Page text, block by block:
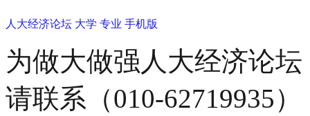
人大经济论坛 大学 专业 手机版
为做大做强人大经济论
请联系（010-62719935）